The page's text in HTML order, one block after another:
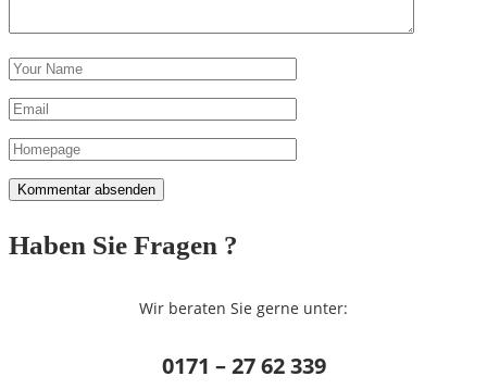
Haben Sie Fragen ?
Wir beraten Sie gerne unter:
0171 – 27 62 339